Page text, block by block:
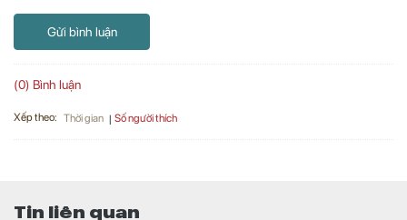
Gửi bình luận
(0) Bình luận
Xếp theo: Thời gian Số người thích
Tin liên quan